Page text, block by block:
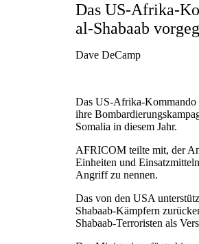
Das US-Afrika-
al-Shabaab
Dave DeCamp
Das US-Afrika-Kommando
ihre
Somalia in diesem Jahr.
AFRICOM teilte mit, der
Einheiten und
Angriff zu nennen.
Das von den USA
Shabaab-Kämpfern
Shabaab-Terroristen als